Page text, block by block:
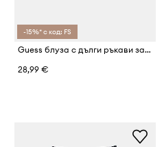
-15%* с код: FS
Guess блуза с дълги ръкави за деца от памук
28,99 €